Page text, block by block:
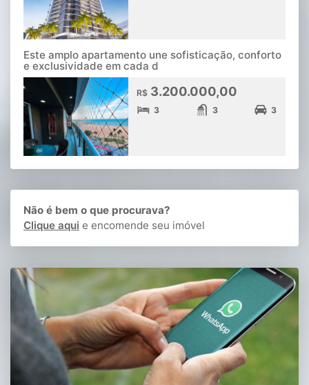
Este amplo apartamento une sofisticação, conforto
e exclusividade em cada d
R$ 3.200.000,00
3 3 3
Não é bem o que procurava?
Clique aqui e encomende seu imóvel